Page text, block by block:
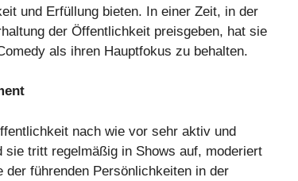
und Erfüllung bieten. In einer Zeit, in der
der Öffentlichkeit preisgeben, hat sie
als ihren Hauptfokus zu behalten.
nach wie vor sehr aktiv und
tritt regelmäßig in Shows auf, moderiert
führenden Persönlichkeiten in der